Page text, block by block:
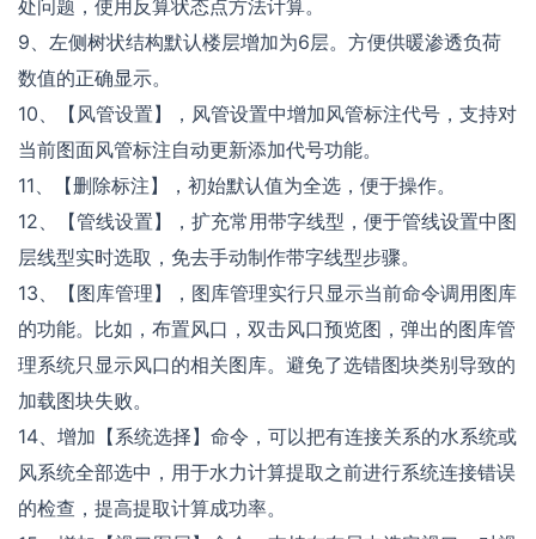
处问题，使用反算状态点方法计算。
9、左侧树状结构默认楼层增加为6层。方便供暖渗透负荷
数值的正确显示。
10、【风管设置】，风管设置中增加风管标注代号，支持对
当前图面风管标注自动更新添加代号功能。
11、【删除标注】，初始默认值为全选，便于操作。
12、【管线设置】，扩充常用带字线型，便于管线设置中图
层线型实时选取，免去手动制作带字线型步骤。
13、【图库管理】，图库管理实行只显示当前命令调用图库
的功能。比如，布置风口，双击风口预览图，弹出的图库管
理系统只显示风口的相关图库。避免了选错图块类别导致的
加载图块失败。
14、增加【系统选择】命令，可以把有连接关系的水系统或
风系统全部选中，用于水力计算提取之前进行系统连接错误
的检查，提高提取计算成功率。